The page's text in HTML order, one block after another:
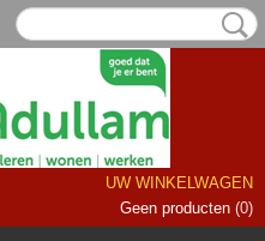
UW WINKELWAGEN
Geen producten (0)